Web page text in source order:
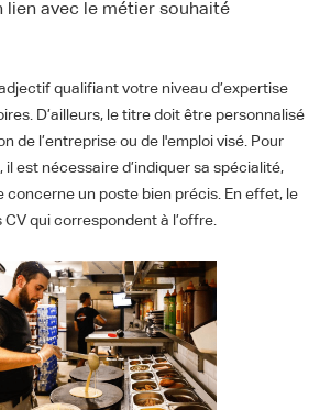
lien avec le métier souhaité
qualifiant votre niveau d’expertise
D’ailleurs, le titre doit être personnalisé
de l’entreprise ou de l'emploi visé. Pour
est nécessaire d’indiquer sa spécialité,
concerne un poste bien précis. En effet, le
qui correspondent à l’offre.